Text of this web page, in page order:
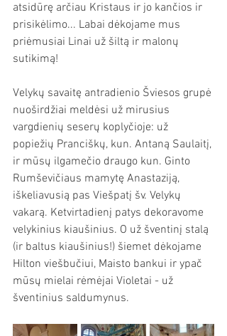
atsidūrę arčiau Kristaus ir jo kančios ir
prisikėlimo... Labai dėkojame mus
priėmusiai Linai už šiltą ir malonų
sutikimą!
Velykų savaitę antradienio Šviesos grupė
nuoširdžiai meldėsi už mirusius
vargdienių seserų koplyčioje: už
popiežių Pranciškų, kun. Antaną Saulaitį,
ir mūsų ilgamečio draugo kun. Ginto
Rumševičiaus mamytę Anastaziją,
iškeliavusią pas Viešpatį šv. Velykų
vakarą. Ketvirtadienį patys dekoravome
velykinius kiaušinius. O už šventinį stalą
(ir baltus kiaušinius!) šiemet dėkojame
Hilton viešbučiui, Maisto bankui ir ypač
mūsų mielai rėmėjai Violetai - už
šventinius saldumynus.